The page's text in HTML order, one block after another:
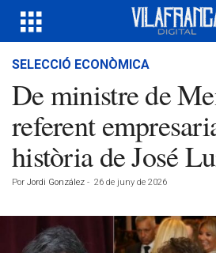
SELECCIÓ ECONÒMICA
De ministre de
referent
història de José
Por Jordi González - 26 de juny de 2026